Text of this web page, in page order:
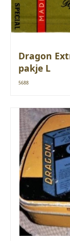
Dragon
pakje L
5688